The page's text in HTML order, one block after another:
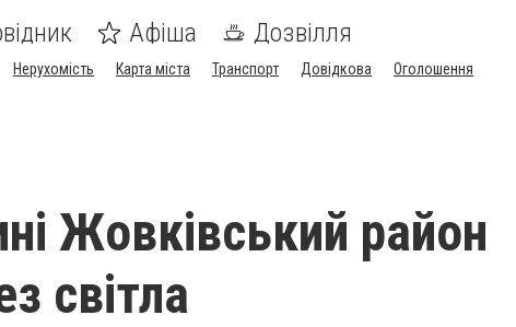
Афіша Дозвілля
Нерухомість Карта міста Транспорт Довідкова
Оголошення
Жовківський район
світла